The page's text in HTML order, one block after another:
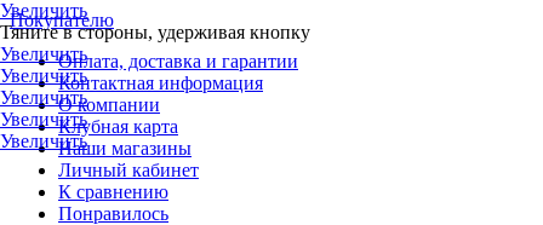
Покупателю
Оплата, доставка и гарантии
Контактная информация
О компании
Клубная карта
Наши магазины
Личный кабинет
К сравнению
Понравилось
Увеличить
Тяните в стороны, удерживая кнопку
Увеличить
Увеличить
Увеличить
Увеличить
Увеличить